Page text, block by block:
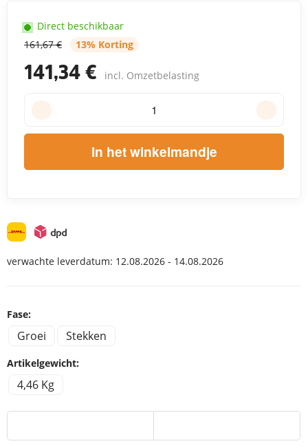
161,67 € 13% Korting
141,34 € incl. Omzetbelasting
Direct beschikbaar
In het winkelmandje
verwachte leverdatum: 12.08.2026 - 14.08.2026
Fase:
Groei Stekken
Artikelgewicht:
4,46 Kg